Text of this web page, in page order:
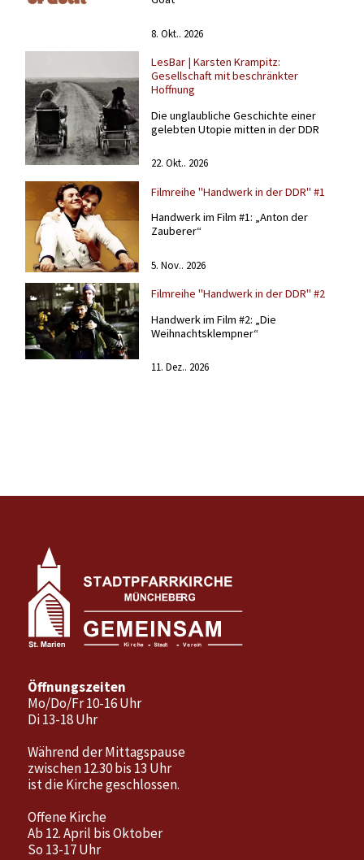
8. Okt.. 2026
LesBar | Karsten Krampitz:
Gesellschaft mit beschränkter
Hoffnung
Die unglaubliche Geschichte einer
gelebten Utopie mitten in der DDR
22. Okt.. 2026
Filmreihe "Handwerk in der DDR" #1
Handwerk im Film #1: „Anton der
Zauberer“
5. Nov.. 2026
Filmreihe "Handwerk in der DDR" #2
Handwerk im Film #2: „Die
Weihnachtsklempner“
11. Dez.. 2026
Öffnungszeiten
Mo/Do/Fr 10-16 Uhr
Di 13-18 Uhr
Während der Mittagspause
zwischen 12.30 bis 13 Uhr
ist die Kirche geschlossen.
Offene Kirche
Ab 12. April bis Oktober
So 13-17 Uhr